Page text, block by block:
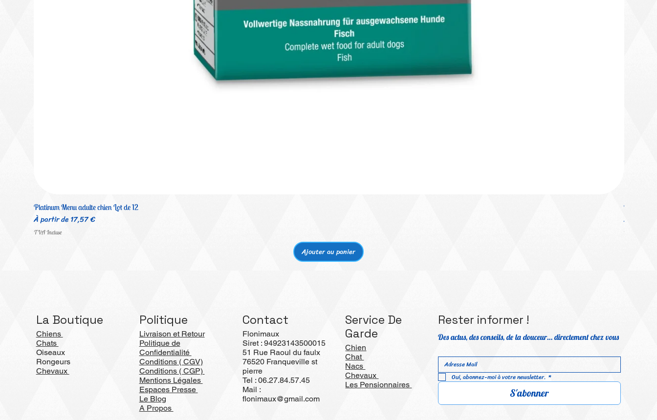
Platinum Menu adulte chien Lot de 12
À partir de17,57 €
Prix promotionnel
TVA Incluse
Ajouter au panier
Platinum
À partir
Prix
TVA Incluse
La Boutique
Chiens
Chats
Oiseaux
Rongeurs
Chevaux
Politique
Livraison et Retour
Politique de
Confidentialité
Conditions ( CGV)
Conditions ( CGP)
Mentions Légales
Espaces Presse
Le Blog
A Propos
Contact
Flonimaux
Siret : 94923143500015
51 Rue Raoul du faulx
76520 Franqueville st
pierre
Tel : 06.27.84.57.45
Mail :
flonimaux@gmail.com
Service De
Garde
Chien
Chat
Nacs
Chevaux
Les Pensionnaires
Rester informer !
Des actus, des conseils, de la douceur… directement chez vous
Oui, abonnez-moi à votre newsletter. *
S'abonner